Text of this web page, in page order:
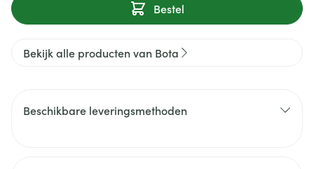
Bestel
Bekijk alle producten van Bota
Beschikbare leveringsmethoden